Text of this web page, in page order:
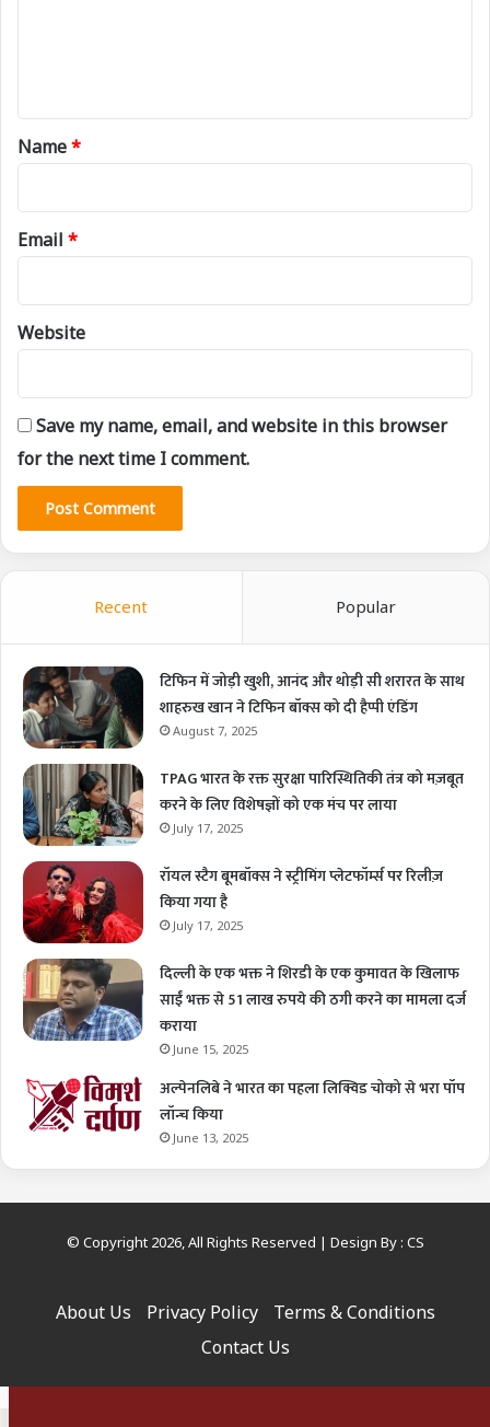
*
Name*
Email *
Website
Save my name, email, and website in this browser
for the next time I comment.
Recent Popular
टिफिन में जोड़ी खुशी, आनंद और थोड़ी सी शरारत के साथ
शाहरुख खान ने टिफिन बॉक्स को दी हैप्पी एंडिंग
August 7, 2025
TPAG भारत के रक्त सुरक्षा पारिस्थितिकी तंत्र को मज़बूत
करने के लिए विशेषज्ञों को एक मंच पर लाया
July 17, 2025
रॉयल स्टैग बूमबॉक्स ने स्ट्रीमिंग प्लेटफॉर्म्स पर रिलीज़
किया गया है
July 17, 2025
दिल्ली के एक भक्त ने शिरडी के एक कुमावत के खिलाफ
साईं भक्त से 51 लाख रुपये की ठगी करने का मामला दर्ज
कराया
June 15, 2025
अल्पेनलिबे ने भारत का पहला लिक्विड चोको से भरा पॉप
लॉन्च किया
June 13, 2025
© Copyright 2026, All Rights Reserved | Design By : CS
About Us Privacy Policy
Terms & Conditions
Contact Us